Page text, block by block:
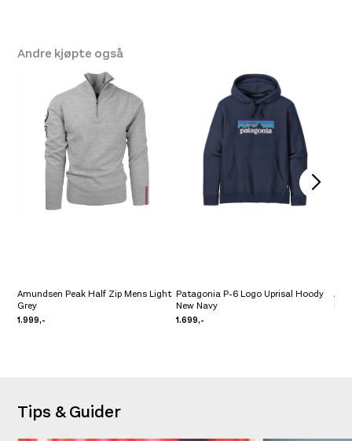
Andre kjøpte også
Amundsen Peak Half Zip Mens Light
Grey
1.999,-
Patagonia P-6 Logo Uprisal Hoody
New Navy
1.699,-
Tips & Guider